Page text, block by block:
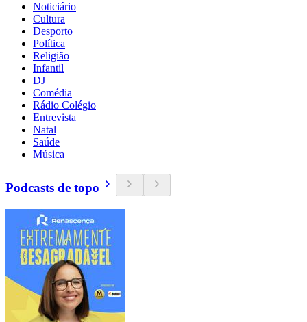
Noticiário
Cultura
Desporto
Política
Religião
Infantil
DJ
Comédia
Rádio Colégio
Entrevista
Natal
Saúde
Música
Podcasts de topo